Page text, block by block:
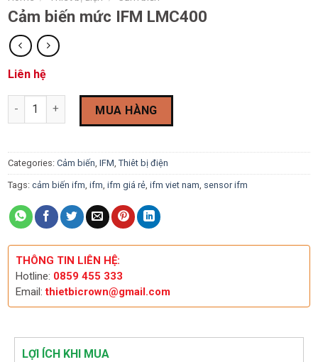
Cảm biến mức IFM LMC400
Liên hệ
Cảm biến mức IFM LMC400 quantity
MUA HÀNG
Categories: Cảm biến, IFM, Thiêt bị điện
Tags: cảm biến ifm, ifm, ifm giá rẻ, ifm viet nam, sensor ifm
THÔNG TIN LIÊN HỆ:
Hotline: 0859 455 333
Email:thietbicrown@gmail.com
LỢI ÍCH KHI MUA